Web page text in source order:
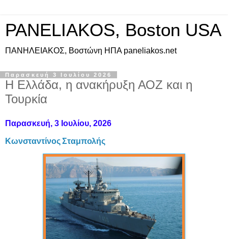
PANELIAKOS, Boston USA
ΠAΝΗΛΕΙΑΚΟΣ, Βοστώνη ΗΠΑ paneliakos.net
Παρασκευή 3 Ιουλίου 2026
Η Ελλάδα, η ανακήρυξη ΑΟΖ και η
Τουρκία
Παρασκευή, 3 Ιουλίου, 2026
Κωνσταντίνος Σταμπολής